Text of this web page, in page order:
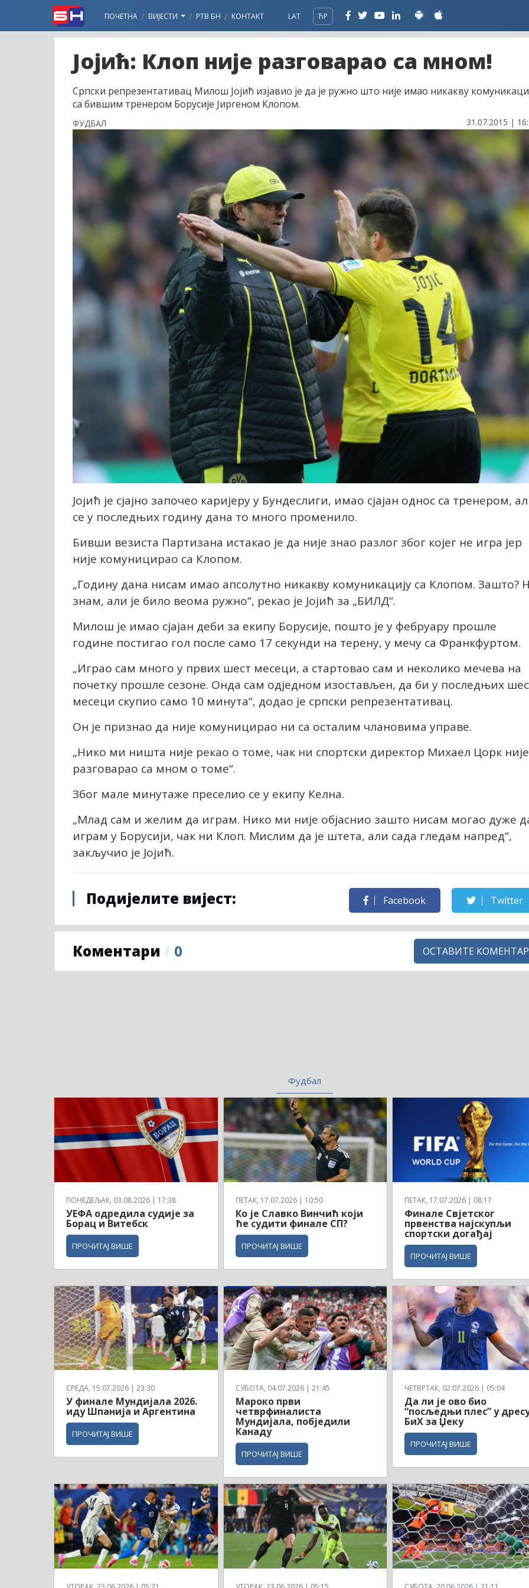
ПОЧЕТНА ВИЈЕСТИ РТВ БН КОНТАКТ LAT ЋР
Јојић: Клоп није разговарао са мном!
Српски репрезентативац Милош Јојић изјавио је да је ружно што није имао никакву
са бившим тренером Борусије Јиргеном Клопом.
ФУДБАЛ 31.07.2015 |
Јојић је сјајно започео каријеру у Бундеслиги, имао сјајан однос са тренером,
се у последњих годину дана то много променило.
Бивши везиста Партизана истакао је да није знао разлог због којег не игра јер
није комуницирао са Клопом.
„Годину дана нисам имао апсолутно никакву комуникацију са Клопом. Зашто?
знам, али је било веома ружно“, рекао је Јојић за „БИЛД“.
Милош је имао сјајан деби за екипу Борусије, пошто је у фебруару прошле
године постигао гол после само 17 секунди на терену, у мечу са Франкфуртом.
„Играо сам много у првих шест месеци, а стартовао сам и неколико мечева на
почетку прошле сезоне. Онда сам одједном изостављен, да би у последњих
месеци скупио само 10 минута“, додао је српски репрезентативац.
Он је признао да није комуницирао ни са осталим члановима управе.
„Нико ми ништа није рекао о томе, чак ни спортски директор Михаел Цорк није
разговарао са мном о томе“.
Због мале минутаже преселио се у екипу Келна.
„Млад сам и желим да играм. Нико ми није објаснио зашто нисам могао дуже
играм у Борусији, чак ни Клоп. Мислим да је штета, али сада гледам напред“,
закључио је Јојић.
Подијелите вијест: Facebook Twitter
Коментари / 0 ОСТАВИТЕ КОМЕНТАР
Фудбал
ПОНЕДЕЉАК, 03.08.2026 | 17:38
УЕФА одредила судије за
Борац и Витебск
ПРОЧИТАЈ ВИШЕ
ПЕТАК, 17.07.2026 | 10:50
Ко је Славко Винчић који
ће судити финале СП?
ПРОЧИТАЈ ВИШЕ
ПЕТАК, 17.07.2026 | 08:17
Финале Свјетског
првенства најскупљи
спортски догађај
ПРОЧИТАЈ ВИШЕ
СРЕДА, 15.07.2026 | 23:30
У финале Мундијала 2026.
иду Шпанија и Аргентина
ПРОЧИТАЈ ВИШЕ
СУБОТА, 04.07.2026 | 21:45
Мароко први
четврфиналиста
Мундијала, побједили
Канаду
ПРОЧИТАЈ ВИШЕ
ЧЕТВРТАК, 02.07.2026 | 05:04
Да ли је ово био
“посљедњи плес” у
БиХ за Џеку
ПРОЧИТАЈ ВИШЕ